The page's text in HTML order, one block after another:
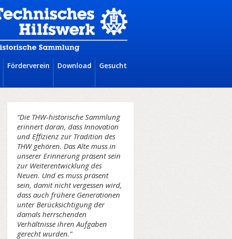
Förderverein Download Gesucht
“Die THW-historische Sammlung
erinnert daran, dass Innovation
und Effizienz zur Tradition des
THW gehören. Das Alte muss in
unserer Erinnerung präsent sein
zur Weiterentwicklung des
Neuen. Und es muss präsent
sein, damit nicht vergessen wird,
dass auch frühere Generationen
unter Berücksichtigung der
damals herrschenden
Verhältnisse ihren Aufgaben
gerecht wurden.”